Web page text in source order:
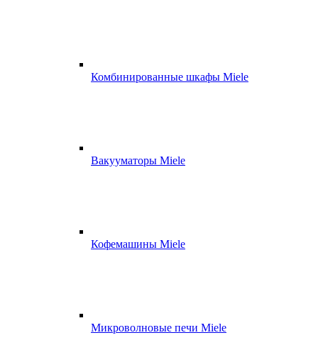
Комбинированные шкафы Miele
Вакууматоры Miele
Кофемашины Miele
Микроволновые печи Miele